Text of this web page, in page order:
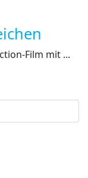
Film mit ...